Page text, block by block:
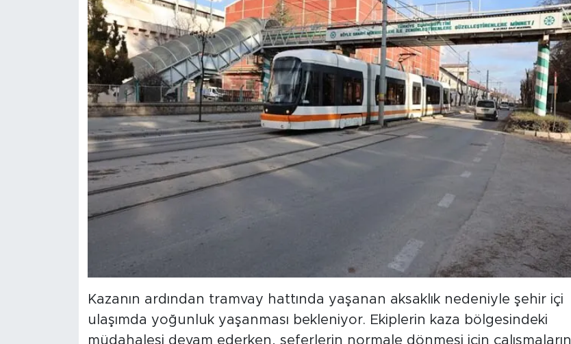
Kazanın ardından tramvay hattında yaşanan aksaklık nedeniyle şehir içi
ulaşımda yoğunluk yaşanması bekleniyor. Ekiplerin kaza bölgesindeki
müdahalesi devam ederken, seferlerin normale dönmesi için çalışmaların